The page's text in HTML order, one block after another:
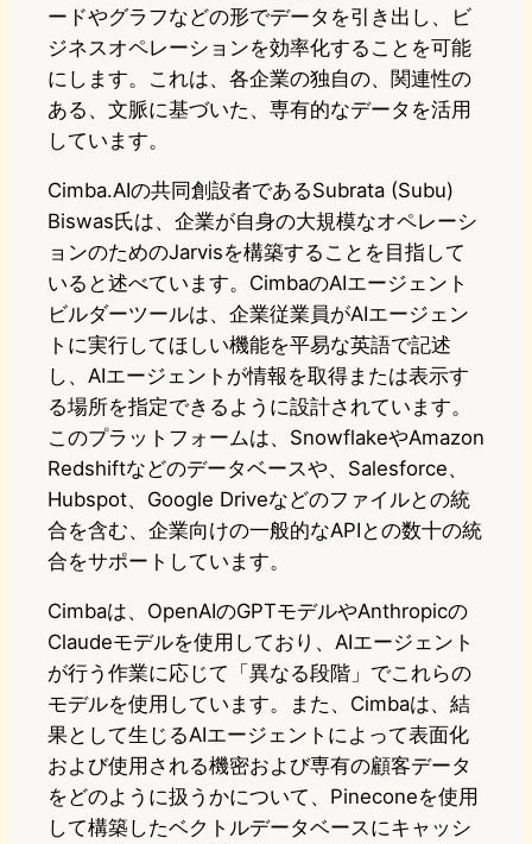
ードやグラフなどの形でデータを引き出し、ビ
ジネスオペレーションを効率化することを可能
にします。これは、各企業の独自の、関連性の
ある、文脈に基づいた、専有的なデータを活用
しています。
Cimba.AIの共同創設者であるSubrata (Subu)
Biswas氏は、企業が自身の大規模なオペレーシ
ョンのためのJarvisを構築することを目指して
いると述べています。CimbaのAIエージェント
ビルダーツールは、企業従業員がAIエージェン
トに実行してほしい機能を平易な英語で記述
し、AIエージェントが情報を取得または表示す
る場所を指定できるように設計されています。
このプラットフォームは、SnowflakeやAmazon
Redshiftなどのデータベースや、Salesforce、
Hubspot、Google Driveなどのファイルとの統
合を含む、企業向けの一般的なAPIとの数十の統
合をサポートしています。
Cimbaは、OpenAIのGPTモデルやAnthropicの
Claudeモデルを使用しており、AIエージェント
が行う作業に応じて「異なる段階」でこれらの
モデルを使用しています。また、Cimbaは、結
果として生じるAIエージェントによって表面化
および使用される機密および専有の顧客データ
をどのように扱うかについて、Pineconeを使用
して構築したベクトルデータベースにキャッシ